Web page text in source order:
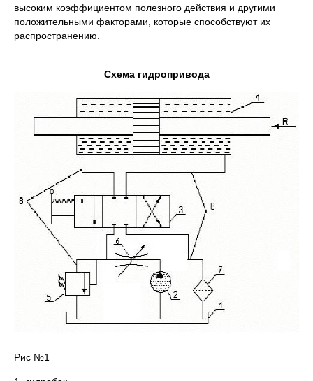
высоким коэффициентом полезного действия и другими
положительными факторами, которые способствуют их
распространению.
Схема гидропривода
Рис №1